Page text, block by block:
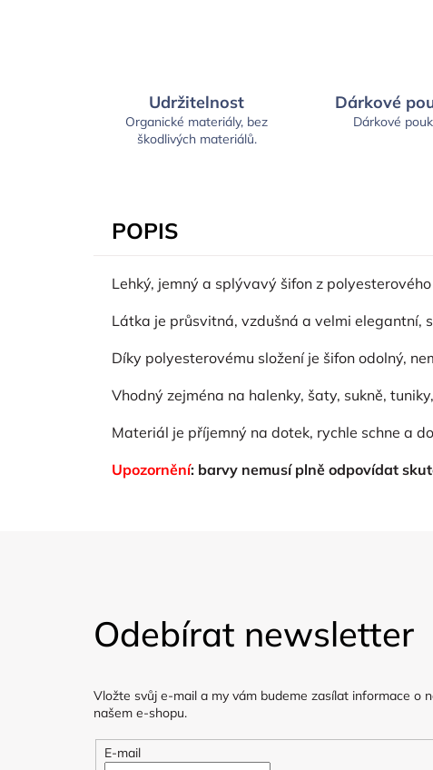
Udržitelnost
Organické materiály, bez
škodlivých materiálů.
Dárkové
Dárkové
POPIS
Lehký, jemný a splývavý šifon z
Látka je průsvitná, vzdušná a velmi elegantní,
Díky polyesterovému složení je šifon odolný,
Vhodný zejména na halenky, šaty, sukně,
Materiál je příjemný na dotek, rychle schne a
Upozornění: barvy nemusí plně odpovídat
Odebírat newsletter
Vložte svůj e-mail a my vám budeme zasílat informace o
našem e-shopu.
E-mail